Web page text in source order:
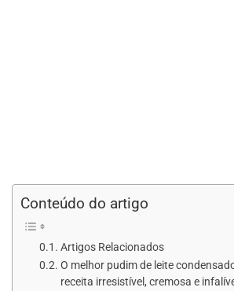
Conteúdo do artigo
Artigos Relacionados
O melhor pudim de leite
receita irresistível, cremosa e